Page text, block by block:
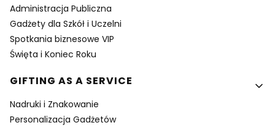
Administracja Publiczna
Gadżety dla Szkół i Uczelni
Spotkania biznesowe VIP
Święta i Koniec Roku
GIFTING AS A SERVICE
Nadruki i Znakowanie
Personalizacja Gadżetów